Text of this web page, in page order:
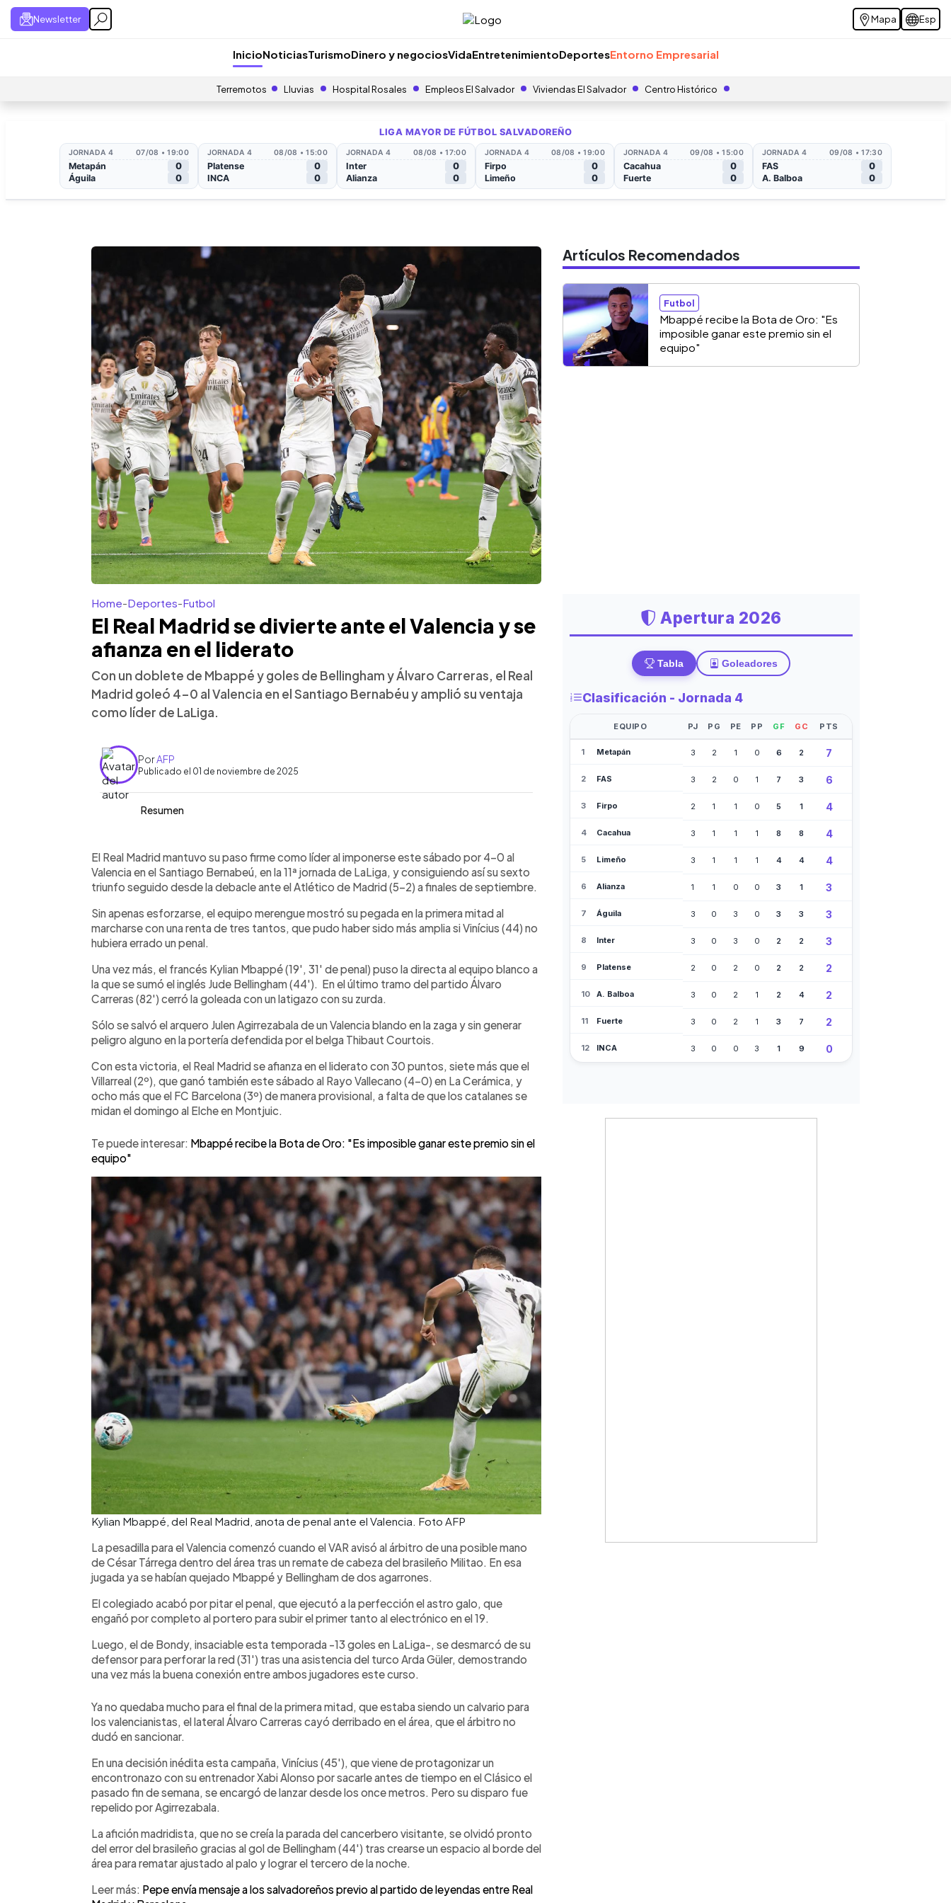
Newsletter Mapa Esp
InicioNoticiasTurismoDinero y negociosVidaEntretenimientoDeportesEntorno Empresarial
Terremotos Lluvias Hospital Rosales Empleos El Salvador Viviendas El Salvador Centro Histórico
Home-Deportes-Futbol
El Real Madrid se divierte ante el Valencia y se
afianza en el liderato
Con un doblete de Mbappé y goles de Bellingham y Álvaro Carreras, el Real
Madrid goleó 4-0 al Valencia en el Santiago Bernabéu y amplió su ventaja
como líder de LaLiga.
PorAFP
Publicado el 01 de noviembre de 2025
Resumen
► Escuchar artículo
El Real Madrid reafirmó su dominio en LaLiga al vencer 4-0 al Valencia en el
Santiago Bernabéu, logrando su sexto triunfo consecutivo y consolidando
el liderato con 30 puntos. Kylian Mbappé marcó un doblete (19’ y 31’),
técnico Xabi Alonso valoró el desempeño del equipo: “Empezamos
dinámicos y fue un partido redondo, pero no queremos relajarnos”. El
Madrid fue superior de principio a fin ante un Valencia sin respuesta,
desencuentro en el Clásico.
El Real Madrid mantuvo su paso firme como líder al imponerse este sábado por 4-0 al
Valencia en el Santiago Bernabeú, en la 11ª jornada de LaLiga, y consiguiendo así su sexto
triunfo seguido desde la debacle ante el Atlético de Madrid (5-2) a finales de septiembre.
Sin apenas esforzarse, el equipo merengue mostró su pegada en la primera mitad al
marcharse con una renta de tres tantos, que pudo haber sido más amplia si Vinícius (44) no
hubiera errado un penal.
Una vez más, el francés Kylian Mbappé (19', 31' de penal) puso la directa al equipo blanco a
la que se sumó el inglés Jude Bellingham (44'). En el último tramo del partido Álvaro
Carreras (82') cerró la goleada con un latigazo con su zurda.
Sólo se salvó el arquero Julen Agirrezabala de un Valencia blando en la zaga y sin generar
peligro alguno en la portería defendida por el belga Thibaut Courtois.
Con esta victoria, el Real Madrid se afianza en el liderato con 30 puntos, siete más que el
Villarreal (2º), que ganó también este sábado al Rayo Vallecano (4-0) en La Cerámica, y
ocho más que el FC Barcelona (3º) de manera provisional, a falta de que los catalanes se
midan el domingo al Elche en Montjuic.
Te puede interesar: Mbappé recibe la Bota de Oro: "Es imposible ganar este premio sin el
equipo"
Kylian Mbappé, del Real Madrid, anota de penal ante el Valencia. Foto AFP
La pesadilla para el Valencia comenzó cuando el VAR avisó al árbitro de una posible mano
de César Tárrega dentro del área tras un remate de cabeza del brasileño Militao. En esa
jugada ya se habían quejado Mbappé y Bellingham de dos agarrones.
El colegiado acabó por pitar el penal, que ejecutó a la perfección el astro galo, que
engañó por completo al portero para subir el primer tanto al electrónico en el 19.
Luego, el de Bondy, insaciable esta temporada -13 goles en LaLiga-, se desmarcó de su
defensor para perforar la red (31') tras una asistencia del turco Arda Güler, demostrando
una vez más la buena conexión entre ambos jugadores este curso.
Ya no quedaba mucho para el final de la primera mitad, que estaba siendo un calvario para
los valencianistas, el lateral Álvaro Carreras cayó derribado en el área, que el árbitro no
dudó en sancionar.
En una decisión inédita esta campaña, Vinícius (45'), que viene de protagonizar un
encontronazo con su entrenador Xabi Alonso por sacarle antes de tiempo en el Clásico el
pasado fin de semana, se encargó de lanzar desde los once metros. Pero su disparo fue
repelido por Agirrezabala.
La afición madridista, que no se creía la parada del cancerbero visitante, se olvidó pronto
del error del brasileño gracias al gol de Bellingham (44') tras crearse un espacio al borde del
área para rematar ajustado al palo y lograr el tercero de la noche.
Leer más: Pepe envía mensaje a los salvadoreños previo al partido de leyendas entre Real
Artículos Recomendados
Futbol
Mbappé recibe la Bota de Oro: "Es
imposible ganar este premio sin el
equipo"